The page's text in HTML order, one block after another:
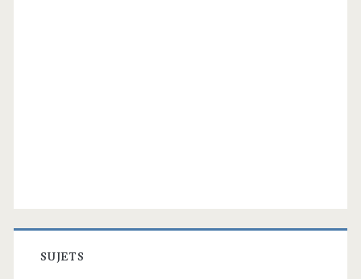
SUJETS